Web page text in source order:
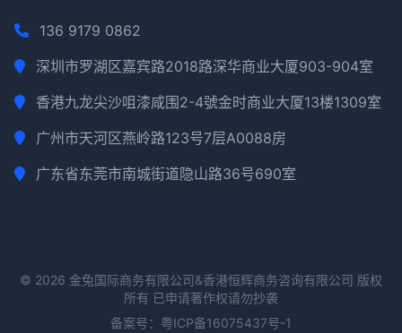
136 9179 0862
深圳市罗湖区嘉宾路2018路深华商业大厦903-904室
香港九龙尖沙咀漆咸围2-4號金时商业大厦13楼1309室
广州市天河区燕岭路123号7层A0088房
广东省东莞市南城街道隐山路36号690室
© 2026 金兔国际商务有限公司&香港恒辉商务咨询有限公司 版权
所有 已申请著作权请勿抄袭
备案号： 粤ICP备16075437号-1